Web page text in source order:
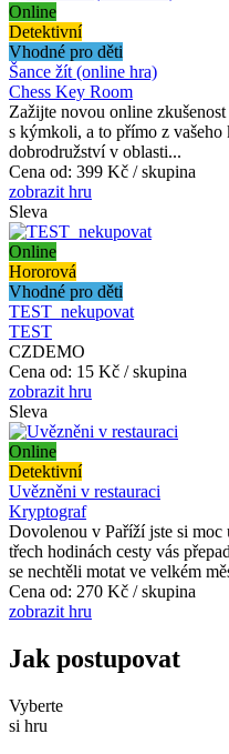
Online
Detektivní
Vhodné pro děti
Šance žít (online hra)
Chess Key Room
Zažijte novou online
s kýmkoli, a to přímo z vašeho
dobrodružství v oblasti...
Cena od: 399 Kč / skupina
zobrazit hru
Sleva
Online
Hororová
Vhodné pro děti
TEST_nekupovat
TEST
CZDEMO
Cena od: 15 Kč / skupina
zobrazit hru
Sleva
Online
Detektivní
Uvězněni v restauraci
Kryptograf
Dovolenou v Paříží jste si moc
třech hodinách cesty vás
se nechtěli motat ve velkém
Cena od: 270 Kč / skupina
zobrazit hru
Jak postupovat
Vyberte
si hru